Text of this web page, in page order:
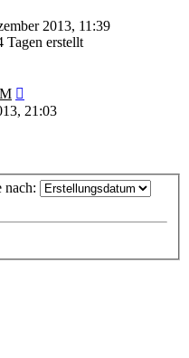
2013, 11:39
Tagen erstellt
21:03
nach: